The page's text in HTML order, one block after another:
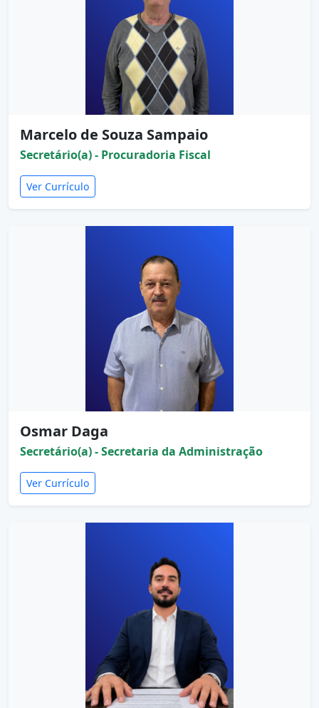
Marcelo de Souza Sampaio
Secretário(a) - Procuradoria Fiscal
Ver Currículo
Osmar Daga
Secretário(a) - Secretaria da Administração
Ver Currículo